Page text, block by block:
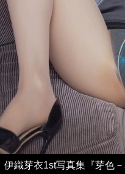
伊織芽衣1st写真集『芽色